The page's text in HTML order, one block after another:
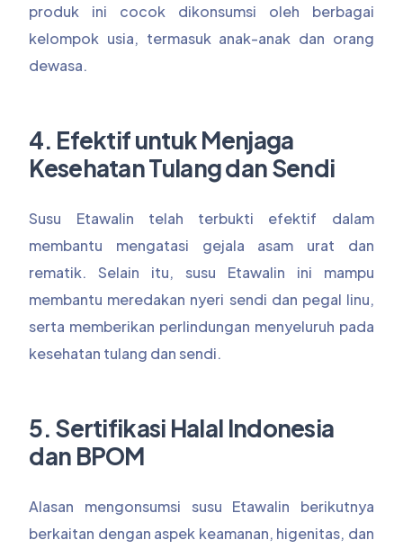
produk ini cocok dikonsumsi oleh berbagai
kelompok usia, termasuk anak-anak dan orang
dewasa.
4. Efektif untuk Menjaga
Kesehatan Tulang dan Sendi
Susu Etawalin telah terbukti efektif dalam
membantu mengatasi gejala asam urat dan
rematik. Selain itu, susu Etawalin ini mampu
membantu meredakan nyeri sendi dan pegal linu,
serta memberikan perlindungan menyeluruh pada
kesehatan tulang dan sendi.
5. Sertifikasi Halal Indonesia
dan BPOM
Alasan mengonsumsi susu Etawalin berikutnya
berkaitan dengan aspek keamanan, higenitas, dan